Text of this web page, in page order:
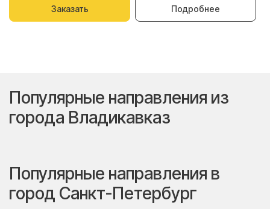
Заказать Подробнее
Популярные направления из
города Владикавказ
Популярные направления в
город Санкт-Петербург